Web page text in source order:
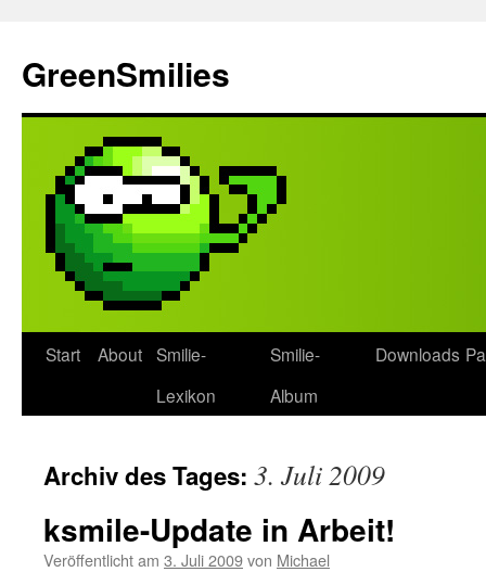
springen
GreenSmilies
Start About Smilie-
Lexikon
Smilie-
Album
Downloads
Archiv des Tages: 3. Juli 2009
ksmile-Update in Arbeit!
Veröffentlicht am 3. Juli 2009von Michael